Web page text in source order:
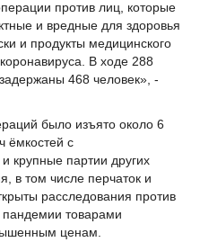
против лиц, которые
и вредные для здоровья
и продукты медицинского
В ходе 288
468 человек», -
было изъято около 6
ёмкостей с
крупные партии других
в том числе перчаток и
расследования против
товарами
ценам.